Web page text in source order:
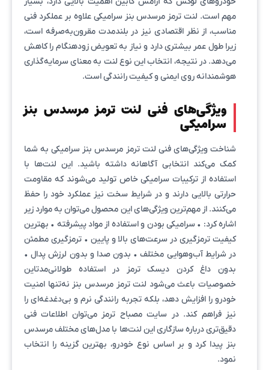
مهم است. لنت ترمز مرسدس بنز سرامیکی علاوه بر عملکرد فنی
مناسب، از نظر اقتصادی نیز در بلندمدت مقرون‌به‌صرفه است،
زیرا طول عمر بیشتری دارد و نیاز به تعویض زودهنگام را کاهش
می‌دهد. در نتیجه، انتخاب این نوع لنت به معنای سرمایه‌گذاری
هوشمندانه روی ایمنی و کیفیت رانندگی است.
ویژگی‌های فنی لنت ترمز مرسدس بنز
سرامیکی
شناخت ویژگی‌های فنی لنت ترمز مرسدس بنز سرامیکی به شما
کمک می‌کند انتخابی آگاهانه داشته باشید. این لنت‌ها با
استفاده از ترکیبات سرامیکی خاص تولید می‌شوند که مقاومت
حرارتی بالایی دارند و در شرایط سخت نیز عملکرد خود را حفظ
می‌کنند. از مهم‌ترین ویژگی‌های این محصول می‌توان به موارد زیر
اشاره کرد: • سرامیکی بودن و استفاده از مواد پیشرفته • بهترین
کیفیت ترمزگیری در سرعت‌های بالا و پایین • ترمزگیری مطمئن
در شرایط آب‌وهوایی مختلف • بدون صدا و بدون لرزش پدال •
بدون داغ کردن دیسک ترمز در استفاده طولانی‌مدتاین
خصوصیات باعث می‌شود لنت ترمز مرسدس بنز نه‌تنها امنیت
خودرو را افزایش دهد، بلکه تجربه رانندگی نرم و بی‌دغدغه‌ای را
نیز فراهم کند. در سایت مصباح ترمز می‌توان اطلاعات فنی
دقیق‌تری درباره سازگاری این لنت‌ها با مدل‌های مختلف مرسدس
بنز پیدا کرد و بر اساس نوع خودرو، بهترین گزینه را انتخاب
نمود.